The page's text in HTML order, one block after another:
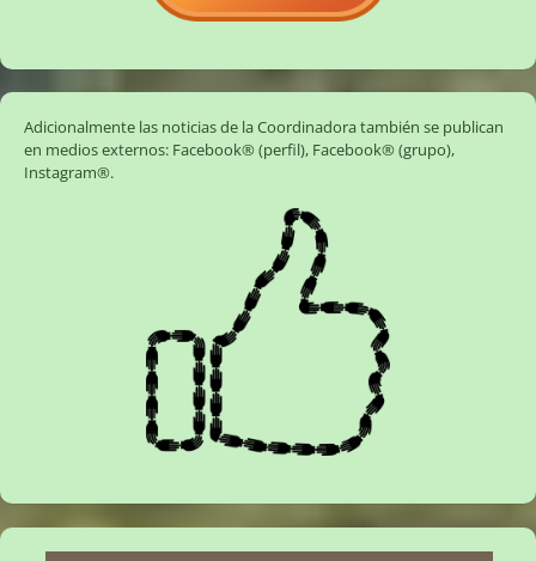
Adicionalmente las noticias de la Coordinadora también se publican
en medios externos: Facebook® (perfil), Facebook® (grupo),
Instagram®.